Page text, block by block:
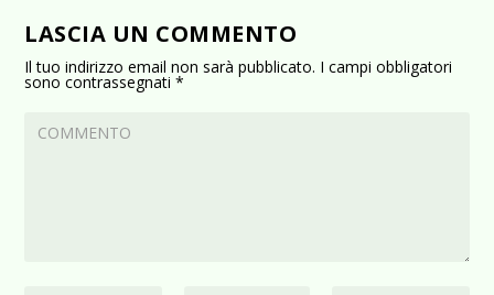
LASCIA UN COMMENTO
Il tuo indirizzo email non sarà pubblicato. I campi obbligatori
sono contrassegnati*